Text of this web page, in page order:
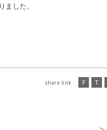
した。
share link F T